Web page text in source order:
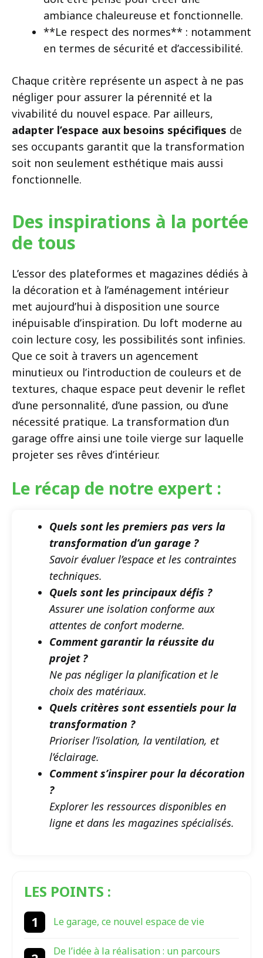
ambiance chaleureuse et fonctionnelle.
**Le respect des normes** : notamment
en termes de sécurité et d’accessibilité.
Chaque critère représente un aspect à ne pas
négliger pour assurer la pérennité et la
vivabilité du nouvel espace. Par ailleurs,
adapter l’espace aux besoins spécifiques de
ses occupants garantit que la transformation
soit non seulement esthétique mais aussi
fonctionnelle.
Des inspirations à la portée
de tous
L’essor des plateformes et magazines dédiés à
la décoration et à l’aménagement intérieur
met aujourd’hui à disposition une source
inépuisable d’inspiration. Du loft moderne au
coin lecture cosy, les possibilités sont infinies.
Que ce soit à travers un agencement
minutieux ou l’introduction de couleurs et de
textures, chaque espace peut devenir le reflet
d’une personnalité, d’une passion, ou d’une
nécessité pratique. La transformation d’un
garage offre ainsi une toile vierge sur laquelle
projeter ses rêves d’intérieur.
Le récap de notre expert :
Quels sont les premiers pas vers la
transformation d’un garage ?
Savoir évaluer l’espace et les contraintes
techniques.
Quels sont les principaux défis ?
Assurer une isolation conforme aux
attentes de confort moderne.
Comment garantir la réussite du
projet ?
Ne pas négliger la planification et le
choix des matériaux.
Quels critères sont essentiels pour la
transformation ?
Prioriser l’isolation, la ventilation, et
l’éclairage.
Comment s’inspirer pour la décoration
?
Explorer les ressources disponibles en
ligne et dans les magazines spécialisés.
LES POINTS :
Le garage, ce nouvel espace de vie
De l’idée à la réalisation : un parcours